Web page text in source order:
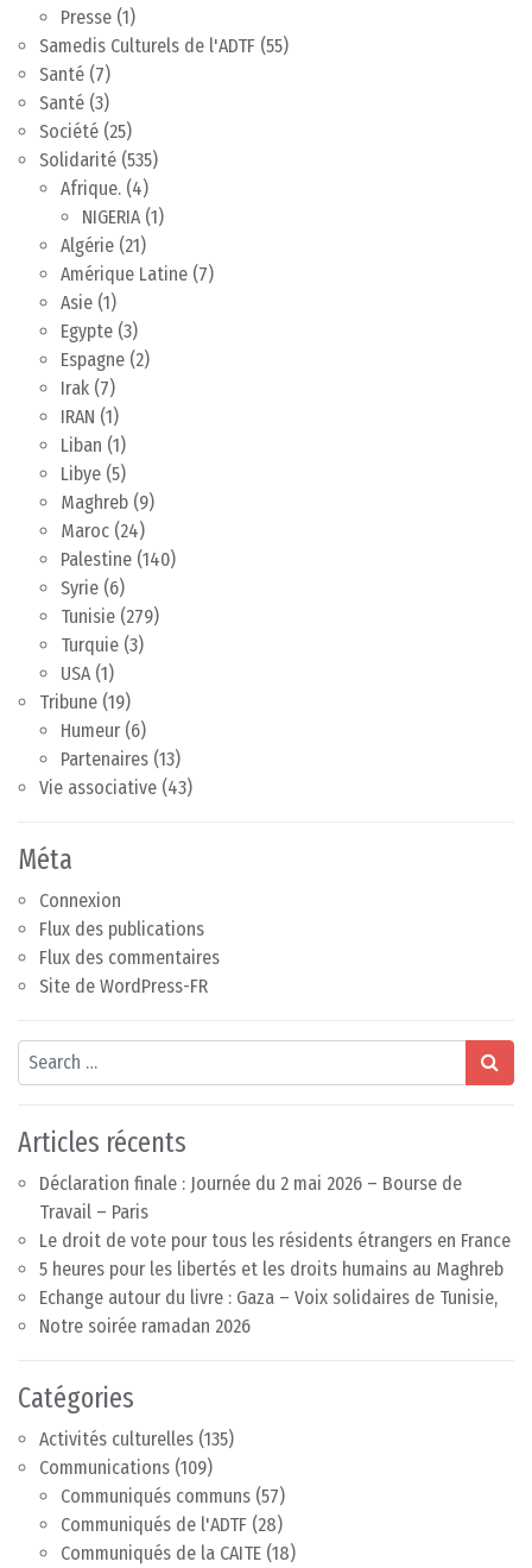
Presse (1)
Samedis Culturels de l'ADTF (55)
Santé (7)
Santé (3)
Société (25)
Solidarité (535)
Afrique. (4)
NIGERIA (1)
Algérie (21)
Amérique Latine (7)
Asie (1)
Egypte (3)
Espagne (2)
Irak (7)
IRAN (1)
Liban (1)
Libye (5)
Maghreb (9)
Maroc (24)
Palestine (140)
Syrie (6)
Tunisie (279)
Turquie (3)
USA (1)
Tribune (19)
Humeur (6)
Partenaires (13)
Vie associative (43)
Méta
Connexion
Flux des publications
Flux des commentaires
Site de WordPress-FR
Search
Articles récents
Déclaration finale : Journée du 2 mai 2026 – Bourse de
Travail – Paris
Le droit de vote pour tous les résidents étrangers en France
5 heures pour les libertés et les droits humains au Maghreb
Echange autour du livre : Gaza – Voix solidaires de Tunisie,
Notre soirée ramadan 2026
Catégories
Activités culturelles (135)
Communications (109)
Communiqués communs (57)
Communiqués de l'ADTF (28)
Communiqués de la CAITE (18)